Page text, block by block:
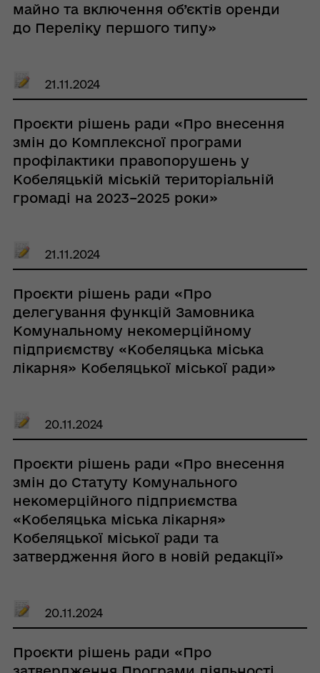
майно та включення об’єктів оренди
до Переліку першого типу»
21.11.2024
Проєкти рішень ради «Про внесення
змін до Комплексної програми
профілактики правопорушень у
Кобеляцькій міській територіальній
громаді на 2023–2025 роки»
21.11.2024
Проєкти рішень ради «Про
делегування функцій Замовника
Комунальному некомерційному
підприємству «Кобеляцька міська
лікарня» Кобеляцької міської ради»
20.11.2024
Проєкти рішень ради «Про внесення
змін до Статуту Комунального
некомерційного підприємства
«Кобеляцька міська лікарня»
Кобеляцької міської ради та
затвердження його в новій редакції»
20.11.2024
Проєкти рішень ради «Про